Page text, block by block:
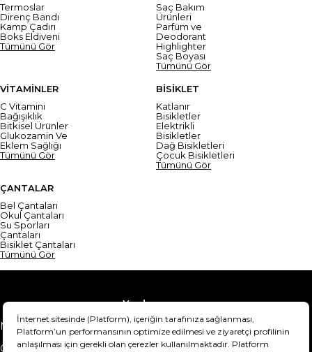
Termoslar
Direnç Bandı
Kamp Çadırı
Boks Eldiveni
Tümünü Gör
Saç Bakım
Ürünleri
Parfüm ve
Deodorant
Highlighter
Saç Boyası
Tümünü Gör
VİTAMİNLER
C Vitamini
Bağışıklık
Bitkisel Ürünler
Glukozamin Ve
Eklem Sağlığı
Tümünü Gör
BİSİKLET
Katlanır
Bisikletler
Elektrikli
Bisikletler
Dağ Bisikletleri
Çocuk Bisikletleri
Tümünü Gör
ÇANTALAR
Bel Çantaları
Okul Çantaları
Su Sporları
Çantaları
Bisiklet Çantaları
Tümünü Gör
Yardım
Mesafeli Satış Sözleşmesi
Teslimat Bilgisi
Gizlilik Sözleşmesi
Şartlar & Koşullar